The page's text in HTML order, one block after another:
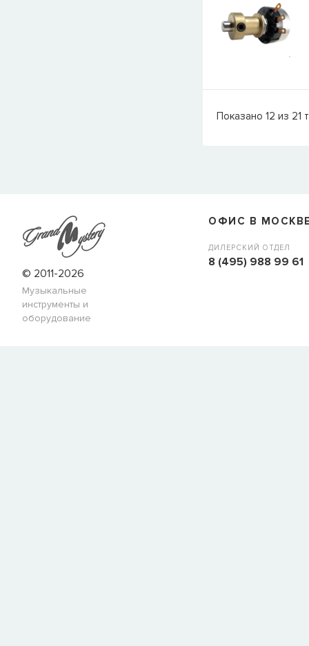
Показано 12 из 21
© 2011-2026
Музыкальные
инструменты и
оборудование
ОФИС В
ДИЛЕРСКИЙ ОТДЕЛ
8 (495) 988 99 61